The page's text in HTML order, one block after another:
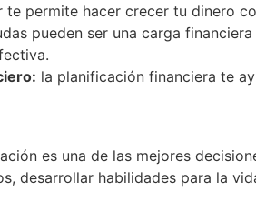
te permite hacer crecer tu dinero
pueden ser una carga
la planificación financiera te
es una de las mejores
desarrollar habilidades para la